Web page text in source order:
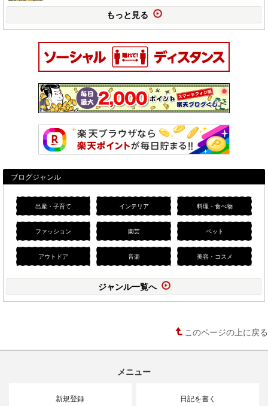
もっと見る
ブログジャンル
出産・子育て インテリア 料理・食べ物
ファッション 園芸 ペット
アウトドア 音楽 美容・コスメ
ジャンル一覧へ
このページの上に戻る
メニュー
新規登録 日記を書く